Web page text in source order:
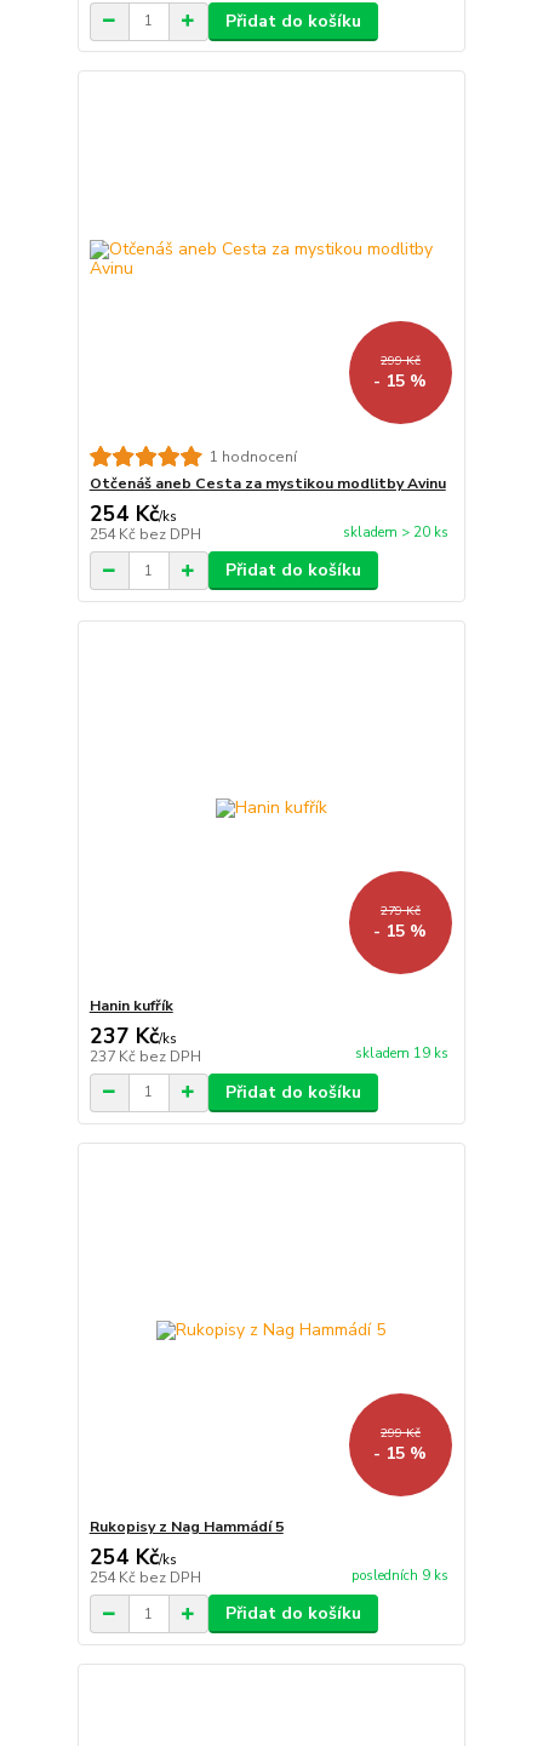
Přidat do košíku
299 Kč
- 15 %
1 hodnocení
Otčenáš aneb Cesta za mystikou modlitby Avinu
254 Kč/ks
254 Kč bez DPH skladem > 20 ks
Přidat do košíku
279 Kč
- 15 %
Hanin kufřík
237 Kč/ks
237 Kč bez DPH skladem 19 ks
Přidat do košíku
299 Kč
- 15 %
Rukopisy z Nag Hammádí 5
254 Kč/ks
254 Kč bez DPH posledních 9 ks
Přidat do košíku